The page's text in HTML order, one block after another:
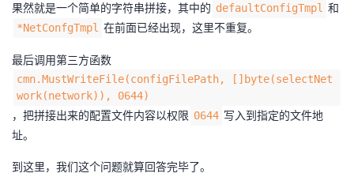
果然就是一个简单的字符串拼接，其中的 defaultConfigTmpl 和
*NetConfgTmpl 在前面已经出现，这里不重复。
最后调用第三方函数
cmn.MustWriteFile(configFilePath, []byte(selectNet
work(network)), 0644)
，把拼接出来的配置文件内容以权限 0644 写入到指定的文件地
址。
到这里，我们这个问题就算回答完毕了。